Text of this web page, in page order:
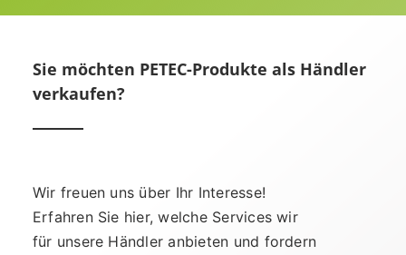
Sie möchten PETEC-Produkte als Händler
verkaufen?
Wir freuen uns über Ihr Interesse!
Erfahren Sie hier, welche Services wir
für unsere Händler anbieten und fordern